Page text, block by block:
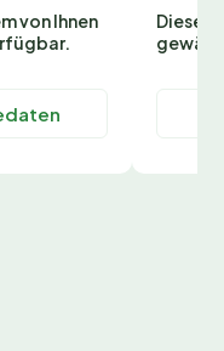
von Ihnen
Diese